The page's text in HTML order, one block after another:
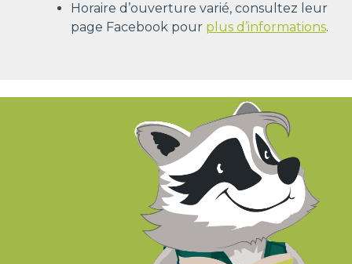
Horaire d’ouverture varié, consultez leur
page Facebook pour plus d’informations.